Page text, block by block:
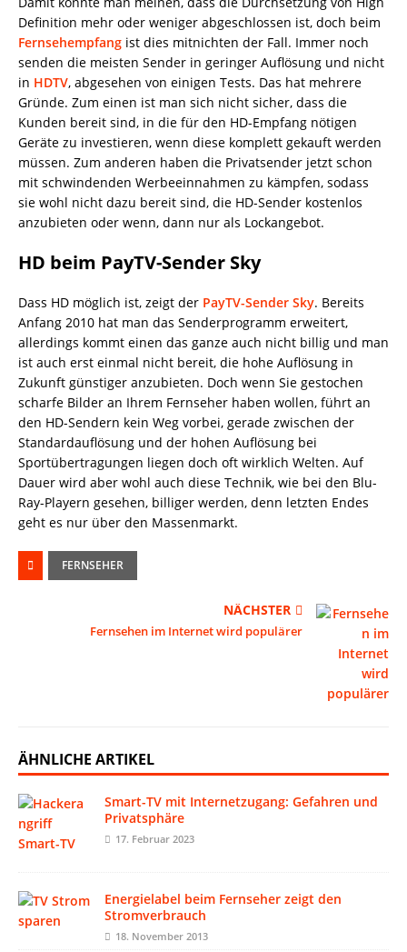
Definition mehr oder weniger abgeschlossen ist, doch beim
Fernsehempfang ist dies mitnichten der Fall. Immer noch
senden die meisten Sender in geringer Auflösung und nicht
in HDTV, abgesehen von einigen Tests. Das hat mehrere
Gründe. Zum einen ist man sich nicht sicher, dass die
Kunden bereit sind, in die für den HD-Empfang nötigen
Geräte zu investieren, wenn diese komplett gekauft werden
müssen. Zum anderen haben die Privatsender jetzt schon
mit schwindenden Werbeeinnahmen zu kämpfen, sodass
sie wohl nicht dazu bereit sind, die HD-Sender kostenlos
anzubieten oder wenn, dann nur als Lockangebot.
HD beim PayTV-Sender Sky
Dass HD möglich ist, zeigt der PayTV-Sender Sky. Bereits
Anfang 2010 hat man das Senderprogramm erweitert,
allerdings kommt einen das ganze auch nicht billig und man
ist auch erst einmal nicht bereit, die hohe Auflösung in
Zukunft günstiger anzubieten. Doch wenn Sie gestochen
scharfe Bilder an Ihrem Fernseher haben wollen, führt an
den HD-Sendern kein Weg vorbei, gerade zwischen der
Standardauflösung und der hohen Auflösung bei
Sportübertragungen liegen doch oft wirklich Welten. Auf
Dauer wird aber wohl auch diese Technik, wie bei den Blu-
Ray-Playern gesehen, billiger werden, denn letzten Endes
geht es nur über den Massenmarkt.
FERNSEHER
NÄCHSTER
Fernsehen im Internet wird populärer
ÄHNLICHE ARTIKEL
Smart-TV mit Internetzugang: Gefahren und
Privatsphäre
17. Februar 2023
Energielabel beim Fernseher zeigt den
Stromverbrauch
18. November 2013